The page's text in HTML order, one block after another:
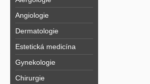
Angiologie
Dermatologie
Estetická medicína
Gynekologie
Chirurgie